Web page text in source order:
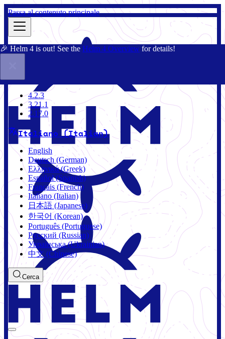
Passa al contenuto principale
🎉 Helm 4 is out! See the Helm 4 Overview for details!
3.21.1
4.2.3
3.21.1
2.17.0
Italiano (Italian)
English
Deutsch (German)
Ελληνικά (Greek)
Español (Spanish)
Français (French)
Italiano (Italian)
日本語 (Japanese)
한국어 (Korean)
Português (Portuguese)
Русский (Russian)
Українська (Ukrainian)
中文 (Chinese)
Cerca